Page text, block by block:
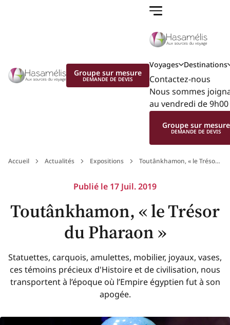
Voyages Destinations
Contactez-nous
Nous sommes
au vendredi de
Groupe sur mesure
DEMANDE DE DEVIS
Groupe sur mesure
DEMANDE DE DEVIS
Accueil Actualités Expositions
Toutânkhamon, « le Trésor
Publié le 17 Juil. 2019
Toutânkhamon, « le Trésor
du Pharaon »
Statuettes, carquois, amulettes, mobilier, joyaux, vases,
ces témoins précieux d'Histoire et de civilisation, nous
transportent à l’époque où l’Empire égyptien fut à son
apogée.